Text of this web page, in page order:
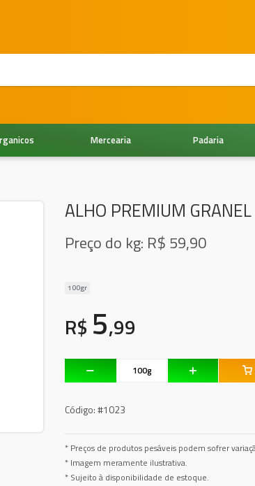
Padaria
Mercearia
ALHO PREMIUM GRANEL
Preço do kg: R$ 59,90
100gr
R$ 5,99
Código:#1023
* Preços de produtos pesáveis podem sofrer
* Imagem meramente ilustrativa.
* Sujeito à disponibilidade de estoque.